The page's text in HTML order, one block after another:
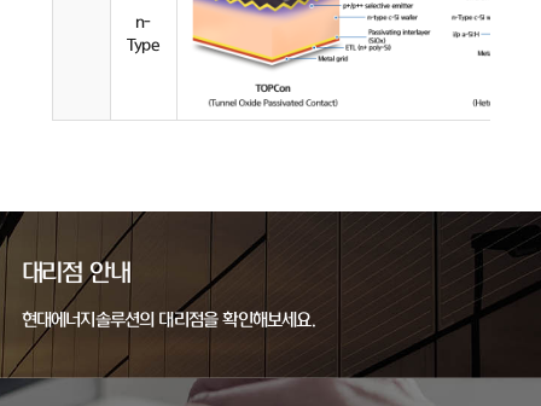
n-
Type
대리점 안내
현대에너지솔루션의 대리점을 확인해보세요.